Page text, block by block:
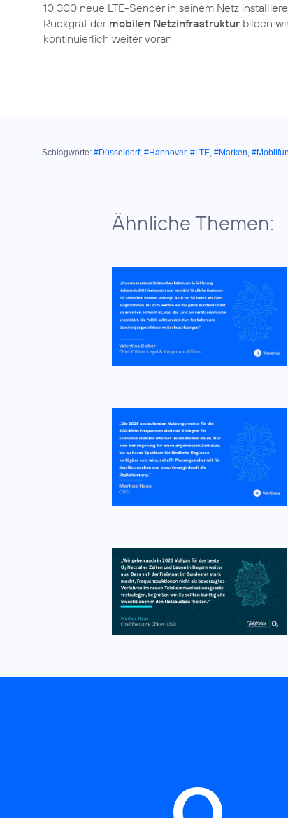
10.000 neue LTE-Sender in seinem Netz
Rückgrat der mobilen Netzinfrastruktur bilden
kontinuierlich weiter voran.
Schlagworte: #Düsseldorf, #Hannover, #LTE, #Marken,
Ähnliche Themen: